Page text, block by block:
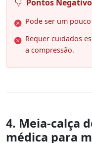
Pontos
Pode ser um
Requer cuidados
a compressão.
4. Meia-calça
médica para